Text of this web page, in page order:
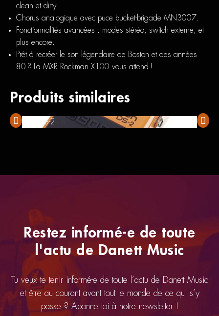
clean et dirty.
Chorus analogique avec puce bucket-brigade MN3007.
Fonctionnalités avancées : modes stéréo, switch externe, et
plus encore.
Prêt à recréer le son légendaire de Boston et des années
80 ? La MXR Rockman X100 vous attend !
Produits similaires
Boss DS-2 Boss
Restez informé-e de toute
l'actu de Danett Music
Tu veux te tenir informé-e de toute l’actu de Danett Music
et être au courant avant tout le monde de ce qui s’y
passe ? Abonne toi à notre newsletter !